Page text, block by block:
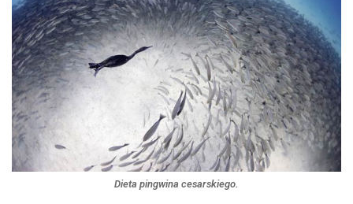
Dieta pingwina cesarskiego.